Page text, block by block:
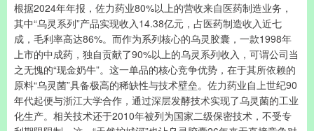
根据2024年年报，佐力药业80%以上的营收来自医药制造业务，
其中“乌灵系列”产品实现收入14.38亿元，占医药制造收入近七
成，毛利率高达86%。而作为系列核心的乌灵胶囊，一款1998年
上市的中成药，独自贡献了90%以上的乌灵系列收入，可谓公司当
之无愧的“现金奶牛”。这一单品的核心竞争优势，在于其所依赖的
原料“乌灵菌”具备极高的稀缺性与技术壁垒。佐力药业自上世纪90
年代起便与浙江大学合作，通过深层发酵技术实现了乌灵菌的工业
化生产。相关技术还于2010年被列为国家二级保密技术，不受专